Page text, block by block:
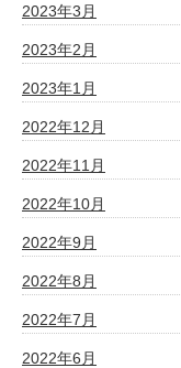
2023年3月
2023年2月
2023年1月
2022年12月
2022年11月
2022年10月
2022年9月
2022年8月
2022年7月
2022年6月